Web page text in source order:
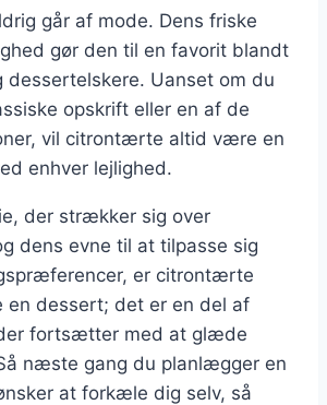
går af mode. Dens friske
gør den til en favorit blandt
dessertelskere. Uanset om du
opskrift eller en af de
vil citrontærte altid være en
enhver lejlighed.
der strækker sig over
dens evne til at tilpasse sig
er citrontærte
en dessert; det er en del af
fortsætter med at glæde
næste gang du planlægger en
at forkæle dig selv, så